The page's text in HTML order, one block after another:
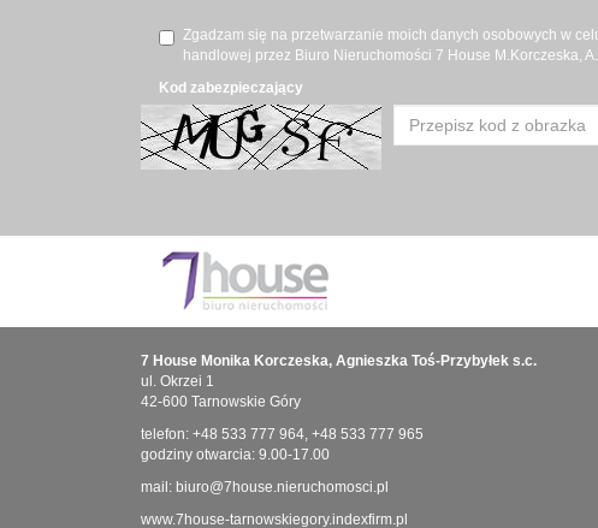
Zgadzam się na przetwarzanie moich danych osobowych w
handlowej przez Biuro Nieruchomości 7 House M.Korczeska,
Kod zabezpieczający
7 House Monika Korczeska, Agnieszka Toś-Przybyłek s.c.
ul. Okrzei 1
42-600 Tarnowskie Góry
telefon: +48 533 777 964, +48 533 777 965
godziny otwarcia: 9.00-17.00
mail: biuro@7house.nieruchomosci.pl
www.7house-tarnowskiegory.indexfirm.pl